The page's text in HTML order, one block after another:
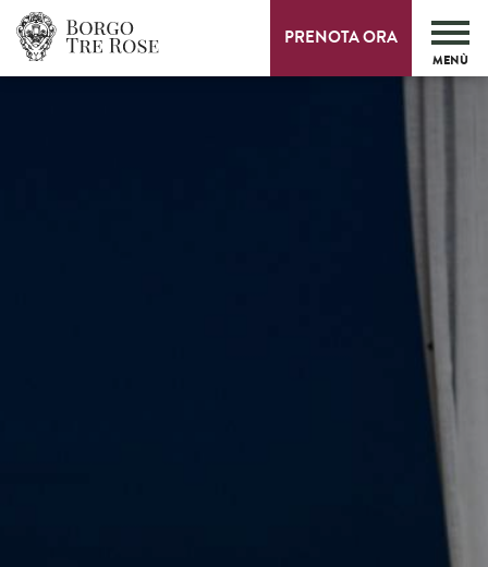
MENÙ
PRENOTA ORA